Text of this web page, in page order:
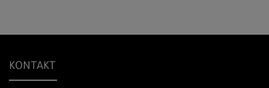
KONTAKT